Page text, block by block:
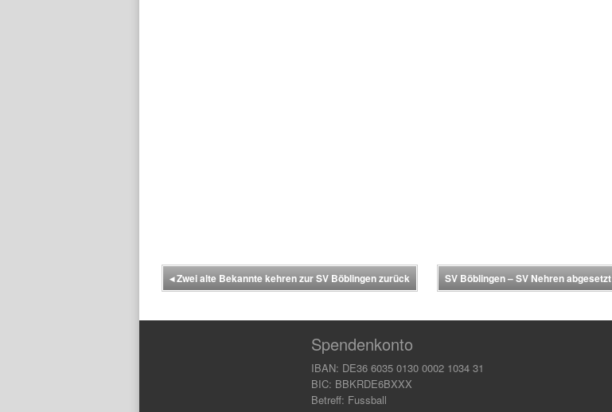
◂Zwei alte Bekannte kehren zur SV Böblingen zurück SV Böblingen – SV Nehren abgesetzt
Spendenkonto
IBAN: DE36 6035 0130 0002 1034 31
BIC: BBKRDE6BXXX
Betreff: Fussball